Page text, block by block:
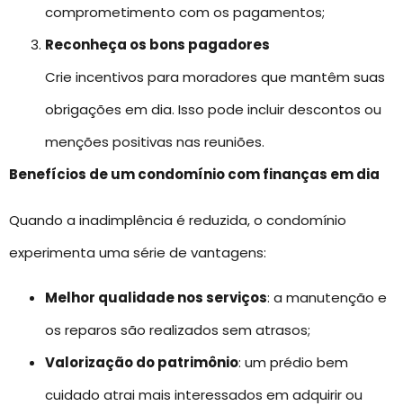
comprometimento com os pagamentos;
Reconheça os bons pagadores
Crie incentivos para moradores que mantêm suas
obrigações em dia. Isso pode incluir descontos ou
menções positivas nas reuniões.
Benefícios de um condomínio com finanças em dia
Quando a inadimplência é reduzida, o condomínio
experimenta uma série de vantagens:
Melhor qualidade nos serviços: a manutenção e
os reparos são realizados sem atrasos;
Valorização do patrimônio: um prédio bem
cuidado atrai mais interessados em adquirir ou